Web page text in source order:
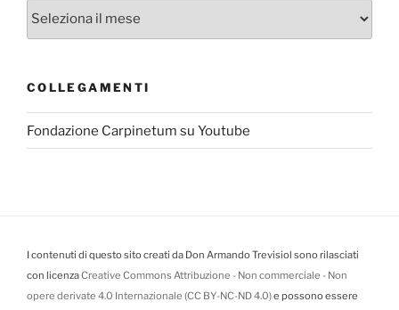
Archivi
COLLEGAMENTI
Fondazione Carpinetum su Youtube
I contenuti di questo sito creati da Don Armando Trevisiol sono rilasciati
con licenzaCreative Commons Attribuzione - Non commerciale - Non
opere derivate 4.0 Internazionale (CC BY-NC-ND 4.0)e possono essere